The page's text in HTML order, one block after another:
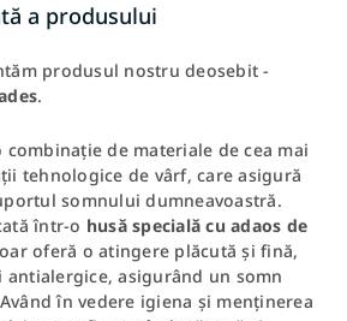
a produsului
produsul nostru deosebit -
.
combinație de materiale de cea mai
tehnologice de vârf, care asigură
somnului dumneavoastră.
într-o husă specială cu adaos de
oferă o atingere plăcută și fină,
asigurând un somn
în vedere igiena și menținerea